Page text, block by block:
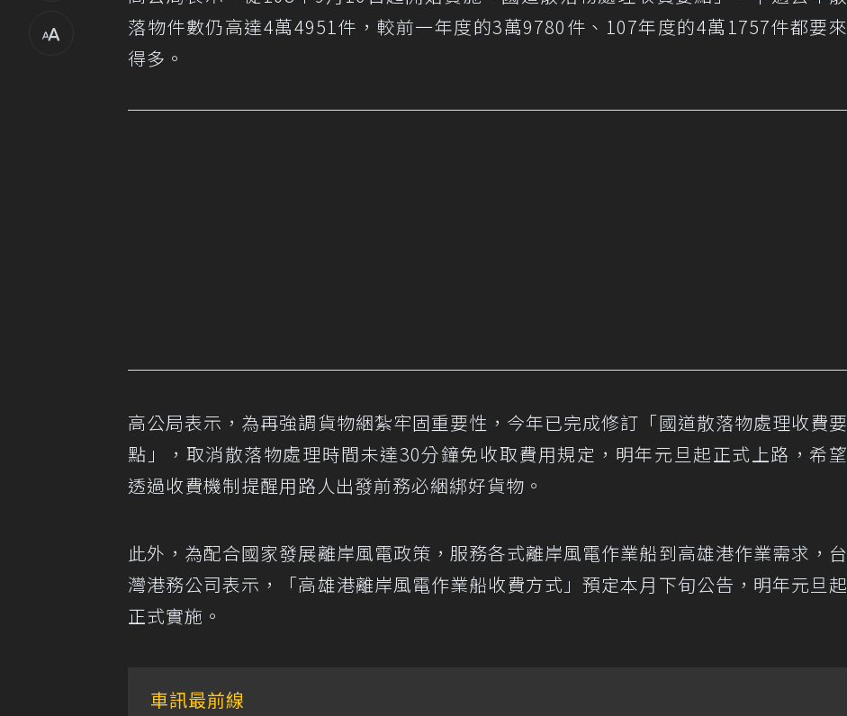
落物件數仍高達4萬4951件，較前一年度的3萬9780件、107年度的4萬1757件都要來
得多。
高公局表示，為再強調貨物綑紮牢固重要性，今年已完成修訂「國道散落物處理收費要
點」，取消散落物處理時間未達30分鐘免收取費用規定，明年元旦起正式上路，希望
透過收費機制提醒用路人出發前務必綑綁好貨物。
此外，為配合國家發展離岸風電政策，服務各式離岸風電作業船到高雄港作業需求，台
灣港務公司表示，「高雄港離岸風電作業船收費方式」預定本月下旬公告，明年元旦起
正式實施。
車訊最前線